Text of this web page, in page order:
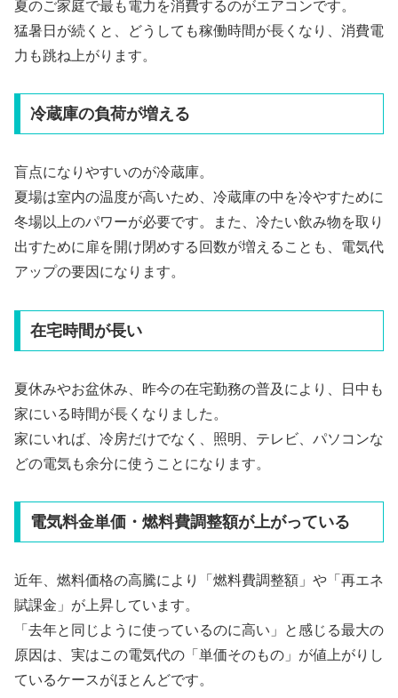
夏のご家庭で最も電力を消費するのがエアコンです。
猛暑日が続くと、どうしても稼働時間が長くなり、消費電
力も跳ね上がります。
冷蔵庫の負荷が増える
盲点になりやすいのが冷蔵庫。
夏場は室内の温度が高いため、冷蔵庫の中を冷やすために
冬場以上のパワーが必要です。また、冷たい飲み物を取り
出すために扉を開け閉めする回数が増えることも、電気代
アップの要因になります。
在宅時間が長い
夏休みやお盆休み、昨今の在宅勤務の普及により、日中も
家にいる時間が長くなりました。
家にいれば、冷房だけでなく、照明、テレビ、パソコンな
どの電気も余分に使うことになります。
電気料金単価・燃料費調整額が上がっている
近年、燃料価格の高騰により「燃料費調整額」や「再エネ
賦課金」が上昇しています。
「去年と同じように使っているのに高い」と感じる最大の
原因は、実はこの電気代の「単価そのもの」が値上がりし
ているケースがほとんどです。